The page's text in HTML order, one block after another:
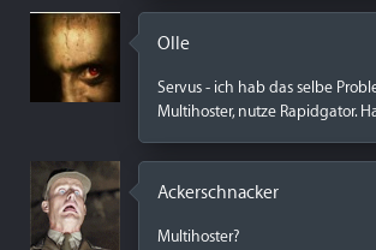
Olle
Servus - ich hab das selbe
Multihoster, nutze Rapidgator.
Ackerschnacker
Multihoster?